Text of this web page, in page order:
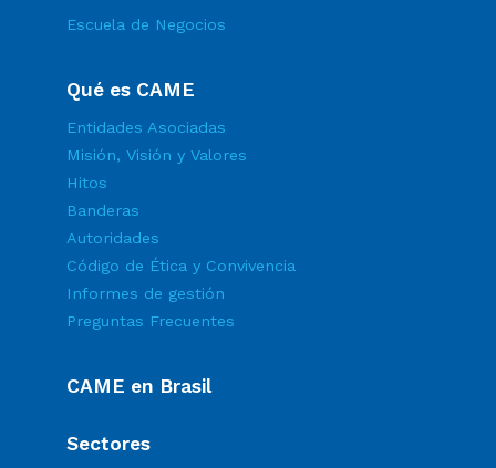
Escuela de Negocios
Qué es CAME
Entidades Asociadas
Misión, Visión y Valores
Hitos
Banderas
Autoridades
Código de Ética y Convivencia
Informes de gestión
Preguntas Frecuentes
CAME en Brasil
Sectores